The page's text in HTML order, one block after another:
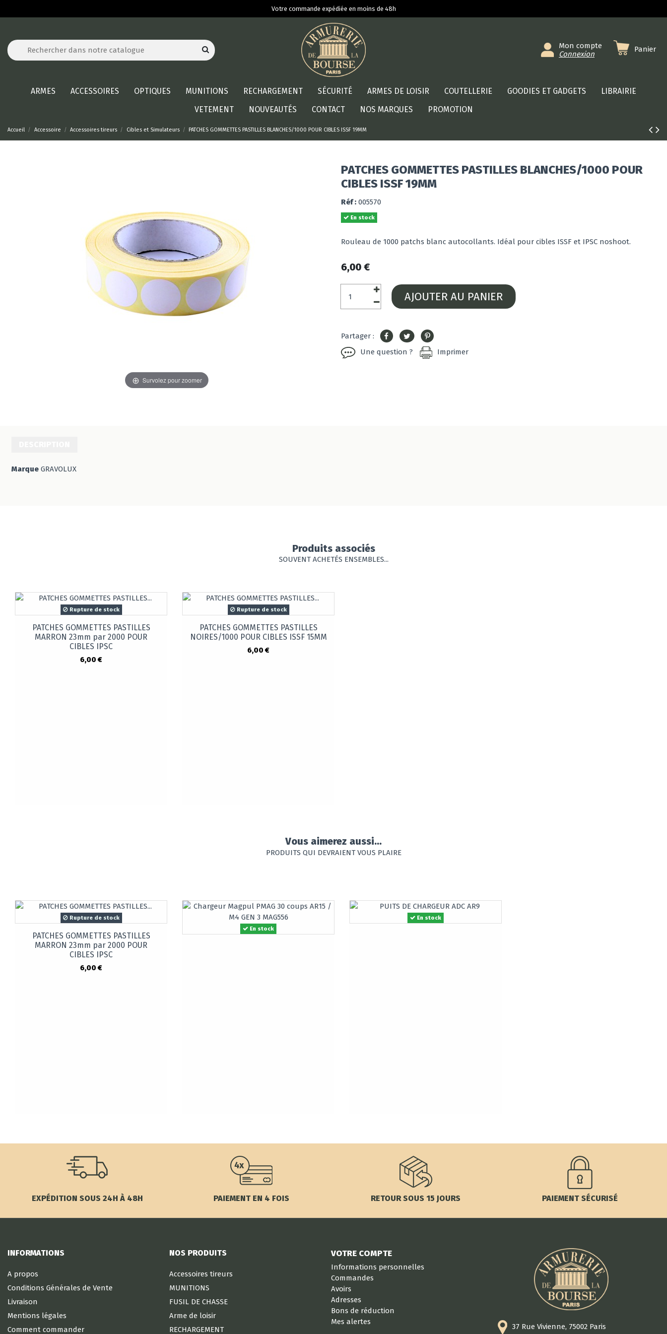
Votre commande expédiée en moins de 48h
Mon compte
Connexion
Panier
ARMES ACCESSOIRES OPTIQUES MUNITIONS RECHARGEMENT SÉCURITÉ ARMES DE LOISIR COUTELLERIE GOODIES ET GADGETS
LIBRAIRIE
VETEMENT
NOUVEAUTÉS CONTACT NOS MARQUES PROMOTION
Accueil Accessoire Accessoires tireurs Cibles et Simulateurs PATCHES GOMMETTES PASTILLES BLANCHES/1000 POUR CIBLES ISSF 19MM
Survolez pour zoomer
PATCHES GOMMETTES PASTILLES BLANCHES/1000 POUR
CIBLES ISSF 19MM
Réf : 005570
En stock
Rouleau de 1000 patchs blanc autocollants. Idéal pour cibles ISSF et IPSC noshoot.
6,00 €
AJOUTER AU PANIER
Partager :
Une question ?
Imprimer
Marque GRAVOLUX
Produits associés
SOUVENT ACHETÉS ENSEMBLES...
Rupture de stock
PATCHES GOMMETTES PASTILLES
MARRON 23mm par 2000 POUR
CIBLES IPSC
6,00 €
Rupture de stock
PATCHES GOMMETTES PASTILLES
NOIRES/1000 POUR CIBLES ISSF 15MM
6,00 €
Vous aimerez aussi...
PRODUITS QUI DEVRAIENT VOUS PLAIRE
Rupture de stock
PATCHES GOMMETTES PASTILLES
MARRON 23mm par 2000 POUR
CIBLES IPSC
6,00 €
En stock
En stock
EXPÉDITION SOUS 24H À 48H PAIEMENT EN 4 FOIS RETOUR SOUS 15 JOURS PAIEMENT SÉCURISÉ
INFORMATIONS
A propos
Conditions Générales de Vente
Livraison
Mentions légales
Comment commander
NOS PRODUITS
Accessoires tireurs
MUNITIONS
FUSIL DE CHASSE
Arme de loisir
RECHARGEMENT
VOTRE COMPTE
Informations personnelles
Commandes
Avoirs
Adresses
Bons de réduction
Mes alertes
37 Rue Vivienne, 75002 Paris